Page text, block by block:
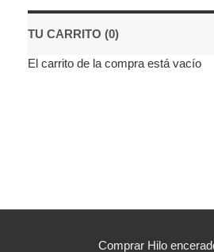
TU CARRITO (0)
El carrito de la compra está vacío
Comprar Hilo